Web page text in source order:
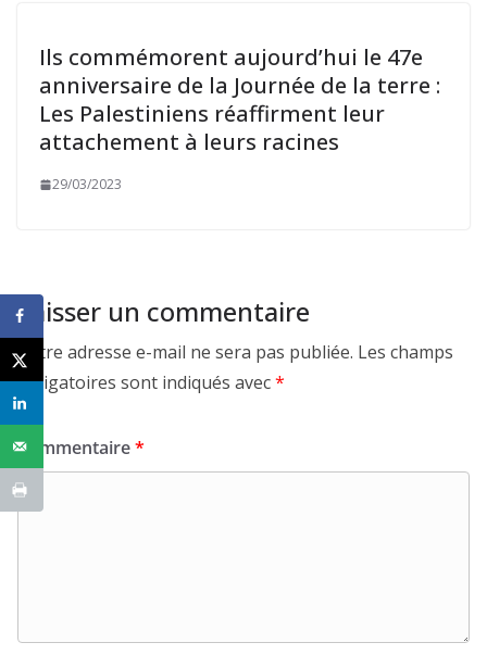
Ils commémorent aujourd’hui le 47e
anniversaire de la Journée de la terre :
Les Palestiniens réaffirment leur
attachement à leurs racines
29/03/2023
Laisser un commentaire
Votre adresse e-mail ne sera pas publiée. Les champs
obligatoires sont indiqués avec*
Commentaire*